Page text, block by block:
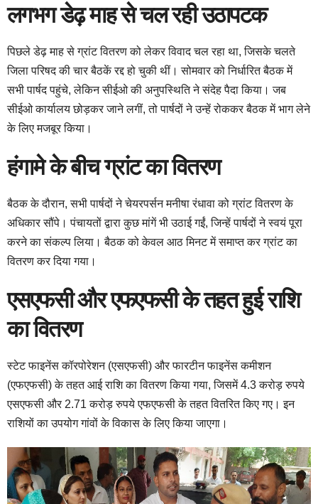
लगभग डेढ़ माह से चल रही उठापटक
पिछले डेढ़ माह से ग्रांट वितरण को लेकर विवाद चल रहा था, जिसके चलते
जिला परिषद की चार बैठकें रद्द हो चुकी थीं। सोमवार को निर्धारित बैठक में
सभी पार्षद पहुंचे, लेकिन सीईओ की अनुपस्थिति ने संदेह पैदा किया। जब
सीईओ कार्यालय छोड़कर जाने लगीं, तो पार्षदों ने उन्हें रोककर बैठक में भाग लेने
के लिए मजबूर किया।
हंगामे के बीच ग्रांट का वितरण
बैठक के दौरान, सभी पार्षदों ने चेयरपर्सन मनीषा रंधावा को ग्रांट वितरण के
अधिकार सौंपे। पंचायतों द्वारा कुछ मांगें भी उठाई गईं, जिन्हें पार्षदों ने स्वयं पूरा
करने का संकल्प लिया। बैठक को केवल आठ मिनट में समाप्त कर ग्रांट का
वितरण कर दिया गया।
एसएफसी और एफएफसी के तहत हुई राशि
का वितरण
स्टेट फाइनेंस कॉरपोरेशन (एसएफसी) और फारटीन फाइनेंस कमीशन
(एफएफसी) के तहत आई राशि का वितरण किया गया, जिसमें 4.3 करोड़ रुपये
एसएफसी और 2.71 करोड़ रुपये एफएफसी के तहत वितरित किए गए। इन
राशियों का उपयोग गांवों के विकास के लिए किया जाएगा।